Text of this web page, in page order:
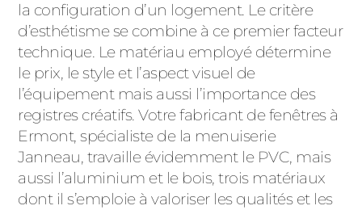
la configuration d’un logement. Le critère
d’esthétisme se combine à ce premier facteur
technique. Le matériau employé détermine
le prix, le style et l’aspect visuel de
l’équipement mais aussi l’importance des
registres créatifs. Votre fabricant de fenêtres à
Ermont, spécialiste de la menuiserie
Janneau, travaille évidemment le PVC, mais
aussi l’aluminium et le bois, trois matériaux
dont il s’emploie à valoriser les qualités et les